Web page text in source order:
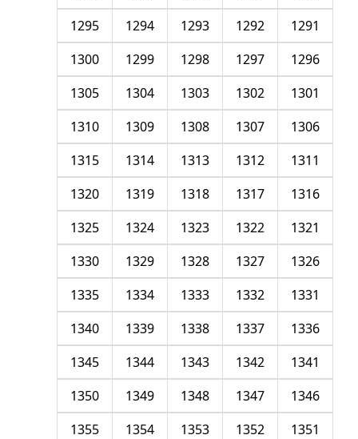
1291
1292
1293
1294
1295
1296
1297
1298
1299
1300
1301
1302
1303
1304
1305
1306
1307
1308
1309
1310
1311
1312
1313
1314
1315
1316
1317
1318
1319
1320
1321
1322
1323
1324
1325
1326
1327
1328
1329
1330
1331
1332
1333
1334
1335
1336
1337
1338
1339
1340
1341
1342
1343
1344
1345
1346
1347
1348
1349
1350
1351
1352
1353
1354
1355